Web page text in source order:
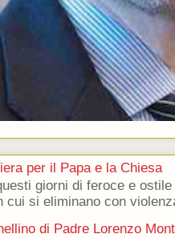
per il Papa e la Chiesa
giorni di feroce e
cui si eliminano con
di Padre Lorenzo